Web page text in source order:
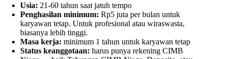
Usia: 21-60 tahun saat jatuh tempo
Penghasilan minimum: Rp5 juta per bulan untuk
karyawan tetap. Untuk profesional atau wiraswasta,
biasanya lebih tinggi.
Masa kerja: minimum 1 tahun untuk karyawan tetap
Status keanggotaan: harus punya rekening CIMB